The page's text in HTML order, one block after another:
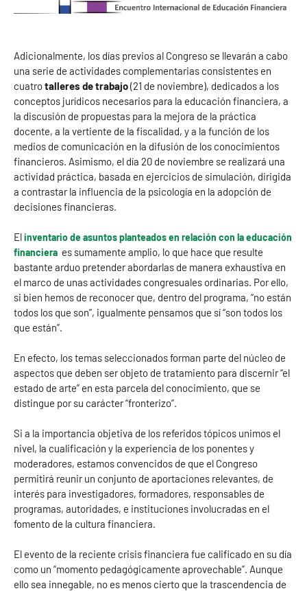
Adicionalmente, los días previos al Congreso se llevarán a cabo
una serie de actividades complementarias consistentes en
cuatrotalleres de trabajo(21 de noviembre), dedicados a los
conceptos jurídicos necesarios para la educación financiera, a
la discusión de propuestas para la mejora de la práctica
docente, a la vertiente de la fiscalidad, y a la función de los
medios de comunicación en la difusión de los conocimientos
financieros. Asimismo, el día 20 de noviembre se realizará una
actividad práctica, basada en ejercicios de simulación, dirigida
a contrastar la influencia de la psicología en la adopción de
decisiones financieras.
Elinventario de asuntos planteados en relación con la educación
financiera es sumamente amplio, lo que hace que resulte
bastante arduo pretender abordarlas de manera exhaustiva en
el marco de unas actividades congresuales ordinarias. Por ello,
si bien hemos de reconocer que, dentro del programa, “no están
todos los que son”, igualmente pensamos que sí “son todos los
que están”.
En efecto, los temas seleccionados forman parte del núcleo de
aspectos que deben ser objeto de tratamiento para discernir “el
estado de arte” en esta parcela del conocimiento, que se
distingue por su carácter “fronterizo”.
Si a la importancia objetiva de los referidos tópicos unimos el
nivel, la cualificación y la experiencia de los ponentes y
moderadores, estamos convencidos de que el Congreso
permitirá reunir un conjunto de aportaciones relevantes, de
interés para investigadores, formadores, responsables de
programas, autoridades, e instituciones involucradas en el
fomento de la cultura financiera.
El evento de la reciente crisis financiera fue calificado en su día
como un “momento pedagógicamente aprovechable”. Aunque
ello sea innegable, no es menos cierto que la trascendencia de